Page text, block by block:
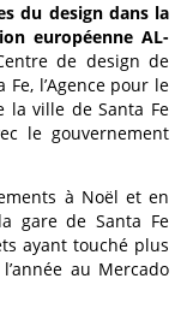
du design dans la
européenne AL-
de design de
l’Agence pour le
la ville de Santa Fe
le gouvernement
à Noël et en
gare de Santa Fe
ayant touché plus
au Mercado